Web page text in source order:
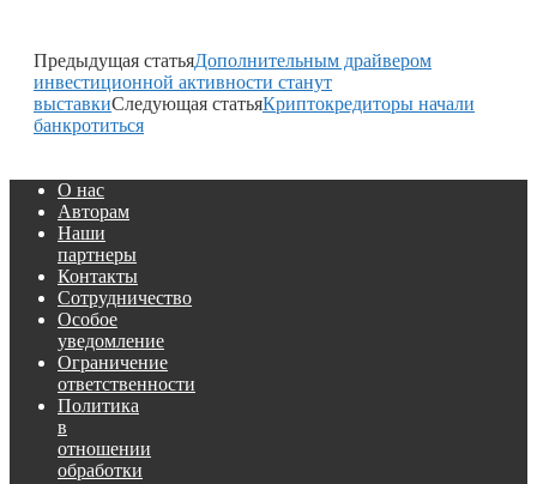
Предыдущая статьяДополнительным драйвером
инвестиционной активности станут
выставкиСледующая статьяКриптокредиторы начали
банкротиться
О нас
Авторам
Наши
партнеры
Контакты
Сотрудничество
Особое
уведомление
Ограничение
ответственности
Политика
в
отношении
обработки